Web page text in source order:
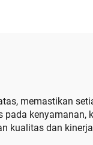
memastikan
kualitas dan